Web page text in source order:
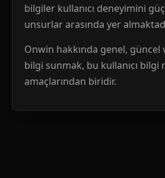
bilgiler kullanıcı deneyimini
unsurlar arasında yer
Onwin hakkında genel, güncel
bilgi sunmak, bu kullanıcı
amaçlarından biridir.